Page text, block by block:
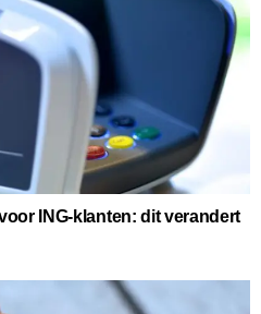
ING-klanten: dit verandert